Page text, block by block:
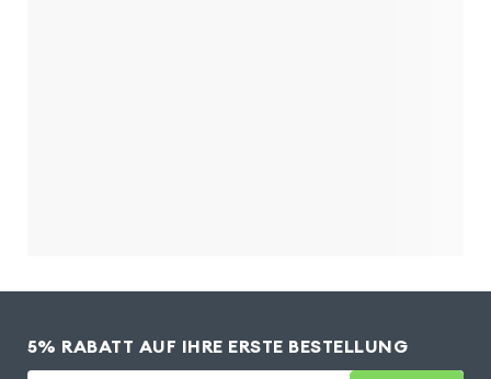
5% RABATT AUF IHRE ERSTE BESTELLUNG